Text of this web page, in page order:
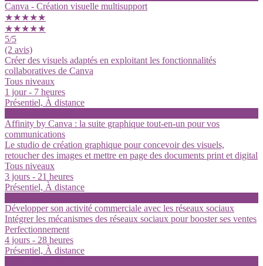
Canva - Création visuelle multisupport
★★★★★
★★★★★
5/5
(2 avis)
Créer des visuels adaptés en exploitant les fonctionnalités
collaboratives de Canva
Tous niveaux
1 jour - 7 heures
Présentiel, À distance
Affinity by Canva : la suite graphique tout-en-un pour vos
communications
Le studio de création graphique pour concevoir des visuels,
retoucher des images et mettre en page des documents print et digital
Tous niveaux
3 jours - 21 heures
Présentiel, À distance
Développer son activité commerciale avec les réseaux sociaux
Intégrer les mécanismes des réseaux sociaux pour booster ses ventes
Perfectionnement
4 jours - 28 heures
Présentiel, À distance